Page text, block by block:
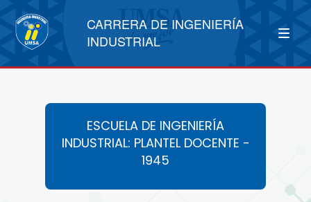
CARRERA DE INGENIERÍA
INDUSTRIAL
ESCUELA DE INGENIERÍA
INDUSTRIAL: PLANTEL DOCENTE -
1945